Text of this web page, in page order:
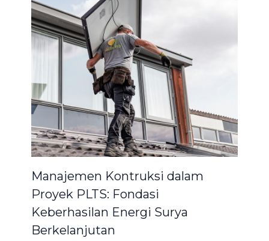
Manajemen Kontruksi dalam
Proyek PLTS: Fondasi
Keberhasilan Energi Surya
Berkelanjutan